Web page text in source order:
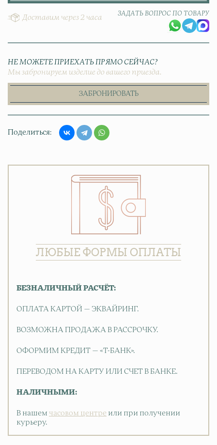
Доставим через 2 часа
ЗАДАТЬ ВОПРОС ПО ТОВАРУ
НЕ МОЖЕТЕ ПРИЕХАТЬ ПРЯМО СЕЙЧАС?
Мы забронируем изделие до вашего приезда.
ЗАБРОНИРОВАТЬ
Поделиться
ЛЮБЫЕ ФОРМЫ ОПЛАТЫ
БЕЗНАЛИЧНЫЙ РАСЧЁТ:
ОПЛАТА КАРТОЙ — ЭКВАЙРИНГ.
ВОЗМОЖНА ПРОДАЖА В РАССРОЧКУ.
ОФОРМИМ КРЕДИТ — «Т-БАНК».
ПЕРЕВОДОМ НА КАРТУ ИЛИ СЧЕТ В БАНКЕ.
НАЛИЧНЫМИ:
В нашем часовом центре или при получении
курьеру.